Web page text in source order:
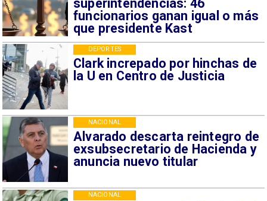
superintendencias: 46
funcionarios ganan igual o más
que presidente Kast
Clark increpado por hinchas de
la U en Centro de Justicia
DEPORTES
Alvarado descarta reintegro de
exsubsecretario de Hacienda y
anuncia nuevo titular
NACIONAL
NACIONAL